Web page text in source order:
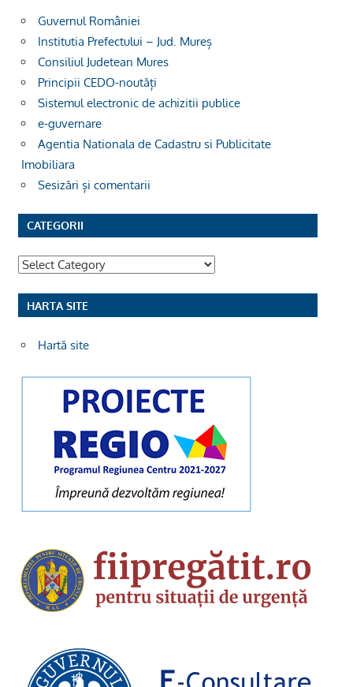
Guvernul României
Institutia Prefectului – Jud. Mureș
Consiliul Judetean Mures
Principii CEDO-noutăți
Sistemul electronic de achizitii publice
e-guvernare
Agentia Nationala de Cadastru si Publicitate
Imobiliara
Sesizări și comentarii
CATEGORII
Categorii
HARTA SITE
Hartă site